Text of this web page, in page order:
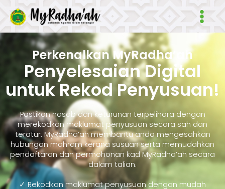
Main
Perkenalkan MyRadha’ah
Penyelesaian Digital
untuk Rekod Penyusuan!
Pastikan nasab dan keturunan terpelihara dengan
merekodkan maklumat penyusuan secara sah dan
teratur. MyRadha’ah membantu anda mengesahkan
hubungan mahram kerana susuan serta memudahkan
pendaftaran dan permohonan kad MyRadha’ah secara
dalam talian.
✓ Rekodkan maklumat penyusuan dengan mudah